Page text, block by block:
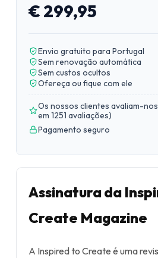
€ 299,95
Envio gratuito para Portugal
Sem renovação automática
Sem custos ocultos
Ofereça ou fique com ele
Os nossos clientes avaliam-nos
em 1251 avaliações)
Pagamento seguro
Assinatura da
Create Magazine
A Inspired to Create é uma